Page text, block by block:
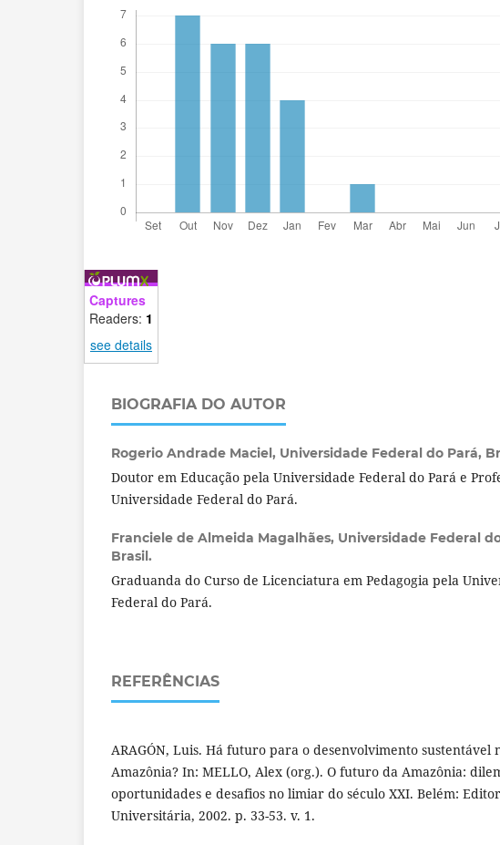
Captures
Readers: 1
see details
BIOGRAFIA DO AUTOR
Rogerio Andrade Maciel, Universidade Federal do Pará,
Doutor em Educação pela Universidade Federal do Pará e
Universidade Federal do Pará.
Franciele de Almeida Magalhães, Universidade Federal
Brasil.
Graduanda do Curso de Licenciatura em Pedagogia pela
Federal do Pará.
REFERÊNCIAS
ARAGÓN, Luis. Há futuro para o desenvolvimento sustentável
Amazônia? In: MELLO, Alex (org.). O futuro da Amazônia:
oportunidades e desafios no limiar do século XXI. Belém:
Universitária, 2002. p. 33-53. v. 1.